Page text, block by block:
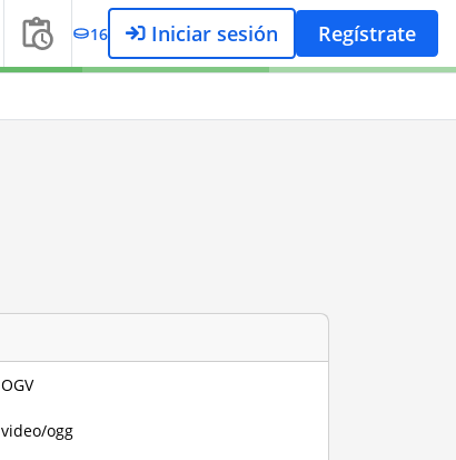
16 Iniciar sesión Regístrate
OGV
video/ogg